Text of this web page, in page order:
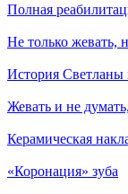
Полная
Не только жевать,
История Светланы
Жевать и не
Керамическая
«Коронация» зуба